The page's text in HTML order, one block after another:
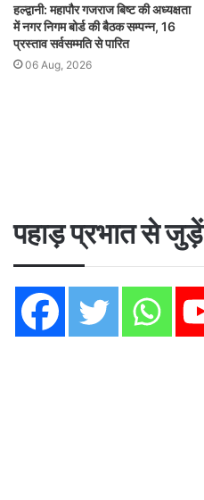
हल्द्वानी: महापौर गजराज बिष्ट की अध्यक्षता
में नगर निगम बोर्ड की बैठक सम्पन्न, 16
प्रस्ताव सर्वसम्मति से पारित
06 Aug, 2026
पहाड़ प्रभात से जुड़ें